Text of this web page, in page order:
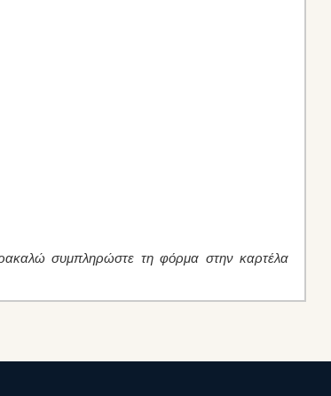
συμπληρώστε τη φόρμα στην καρτέλα